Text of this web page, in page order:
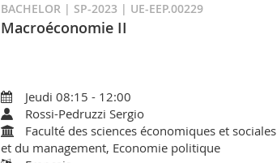
BACHELOR | SP-2023 | UE-EEP.00229
Macroéconomie II
Jeudi 08:15 - 12:00
Rossi-Pedruzzi Sergio
Faculté des sciences économiques et sociales
et du management, Economie politique